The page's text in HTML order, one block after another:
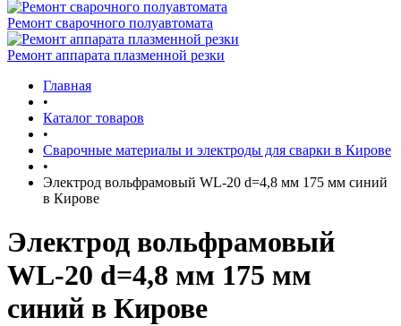
Ремонт сварочного полуавтомата
Ремонт аппарата плазменной резки
Главная
•
Каталог товаров
•
Сварочные материалы и электроды для сварки в Кирове
•
Электрод вольфрамовый WL-20 d=4,8 мм 175 мм синий
в Кирове
Электрод вольфрамовый
WL-20 d=4,8 мм 175 мм
синий в Кирове